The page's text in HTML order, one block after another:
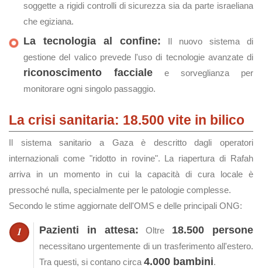
soggette a rigidi controlli di sicurezza sia da parte israeliana
che egiziana.
La tecnologia al confine: Il nuovo sistema di
gestione del valico prevede l'uso di tecnologie avanzate di
riconoscimento facciale e sorveglianza per
monitorare ogni singolo passaggio.
La crisi sanitaria: 18.500 vite in bilico
Il sistema sanitario a Gaza è descritto dagli operatori
internazionali come "ridotto in rovine". La riapertura di Rafah
arriva in un momento in cui la capacità di cura locale è
pressoché nulla, specialmente per le patologie complesse.
Secondo le stime aggiornate dell'OMS e delle principali ONG:
Pazienti in attesa: Oltre 18.500 persone
necessitano urgentemente di un trasferimento all'estero.
Tra questi, si contano circa 4.000 bambini.